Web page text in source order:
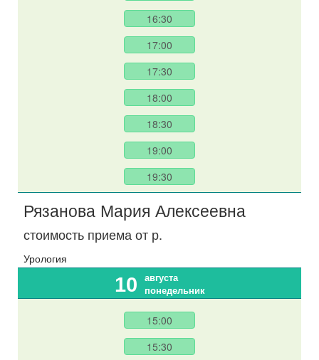
16:30
17:00
17:30
18:00
18:30
19:00
19:30
Рязанова Мария Алексеевна
стоимость приема от р.
Урология
10
августа
понедельник
15:00
15:30